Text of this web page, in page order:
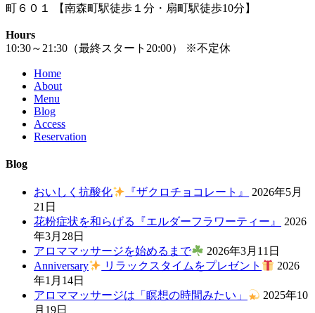
町６０１ 【南森町駅徒歩１分・扇町駅徒歩10分】
Hours
10:30～21:30（最終スタート20:00） ※不定休
Home
About
Menu
Blog
Access
Reservation
Blog
おいしく抗酸化 『ザクロチョコレート』
2026年5月
21日
花粉症状を和らげる『エルダーフラワーティー』
2026
年3月28日
アロママッサージを始めるまで
2026年3月11日
Anniversary
リラックスタイムをプレゼント
2026
年1月14日
アロママッサージは「瞑想の時間みたい」
2025年10
月19日